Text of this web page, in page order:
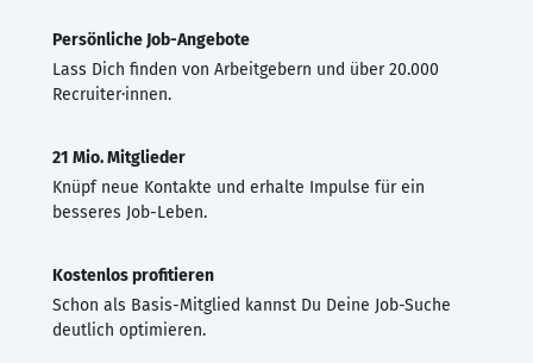
Persönliche Job-Angebote
Lass Dich finden von Arbeitgebern und über 20.000
Recruiter·innen.
21 Mio. Mitglieder
Knüpf neue Kontakte und erhalte Impulse für ein
besseres Job-Leben.
Kostenlos profitieren
Schon als Basis-Mitglied kannst Du Deine Job-Suche
deutlich optimieren.